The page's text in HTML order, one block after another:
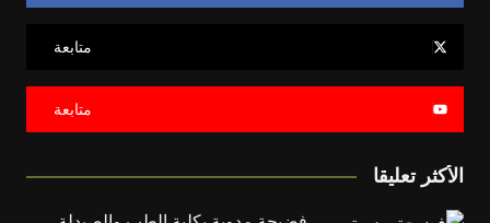
متابعة
متابعة
الأكثر تعليقا